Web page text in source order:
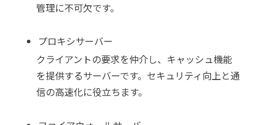
管理に不可欠です。
プロキシサーバー
クライアントの要求を仲介し、キャッシュ機能
を提供するサーバーです。セキュリティ向上と通
信の高速化に役立ちます。